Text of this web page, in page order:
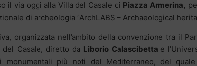
il via oggi alla Villa del Casale di Piazza Armerina,
di archeologia “ArchLABS – Archaeological
organizzata nell’ambito della convenzione tra il
del Casale, diretto da Liborio Calascibetta e
monumentali più noti del Mediterraneo, del